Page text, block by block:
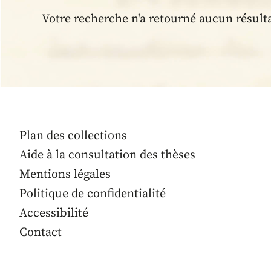
Votre recherche n'a retourné aucun
Plan des collections
Aide à la consultation des thèses
Mentions légales
Politique de confidentialité
Accessibilité
Contact